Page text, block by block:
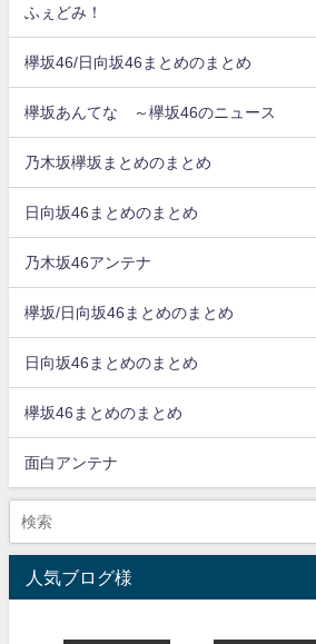
ふぇどみ！
欅坂46/日向坂46まとめのまとめ
欅坂あんてな ～欅坂46のニュース
乃木坂欅坂まとめのまとめ
日向坂46まとめのまとめ
乃木坂46アンテナ
欅坂/日向坂46まとめのまとめ
日向坂46まとめのまとめ
欅坂46まとめのまとめ
面白アンテナ
人気ブログ様